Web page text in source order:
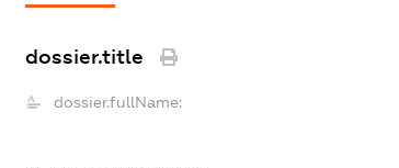
dossier.title
dossier.fullName: